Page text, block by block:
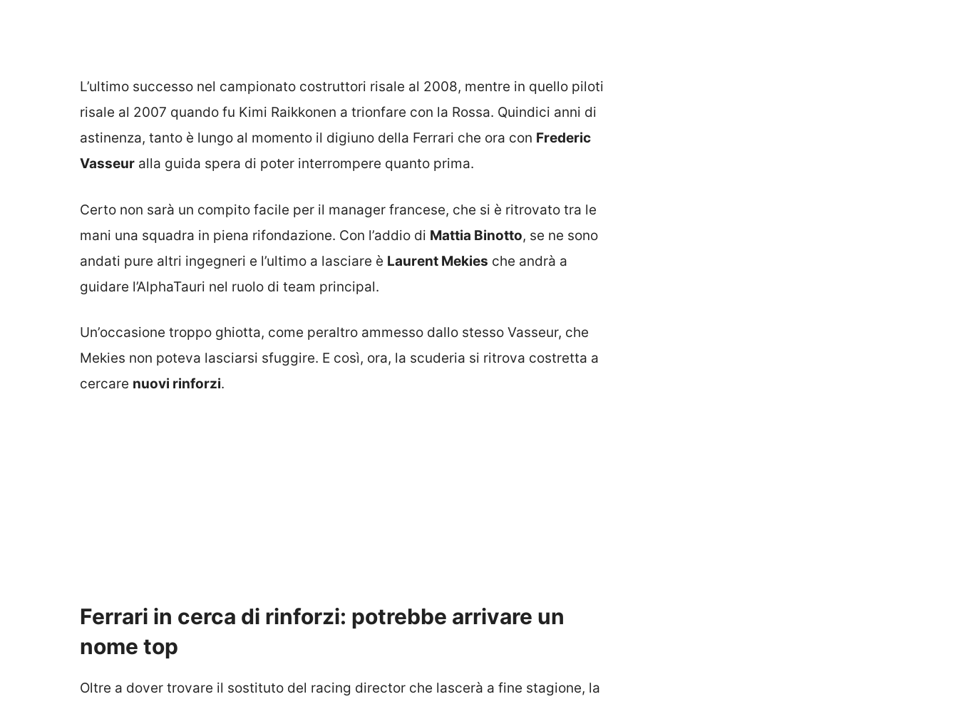
L’ultimo successo nel campionato costruttori risale al 2008, mentre in quello piloti
risale al 2007 quando fu Kimi Raikkonen a trionfare con la Rossa. Quindici anni di
astinenza, tanto è lungo al momento il digiuno della Ferrari che ora con Frederic
Vasseur alla guida spera di poter interrompere quanto prima.
Certo non sarà un compito facile per il manager francese, che si è ritrovato tra le
mani una squadra in piena rifondazione. Con l’addio di Mattia Binotto, se ne sono
andati pure altri ingegneri e l’ultimo a lasciare è Laurent Mekies che andrà a
guidare l’AlphaTauri nel ruolo di team principal.
Un’occasione troppo ghiotta, come peraltro ammesso dallo stesso Vasseur, che
Mekies non poteva lasciarsi sfuggire. E così, ora, la scuderia si ritrova costretta a
cercare nuovi rinforzi.
Ferrari in cerca di rinforzi: potrebbe arrivare un
nome top
Oltre a dover trovare il sostituto del racing director che lascerà a fine stagione, la